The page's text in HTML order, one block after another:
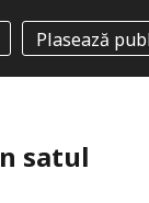
Plasează
satul